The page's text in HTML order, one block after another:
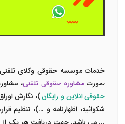
خدمات موسسه حقوقی وکلای
صورت مشاوره حقوقی تلفنی،
حقوقی انلاین و رایگان)، نگارش
شکوائیه، اظهارنامه و ...)، تنظیم